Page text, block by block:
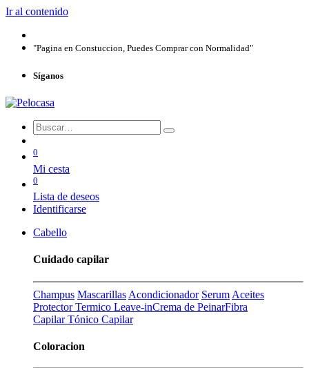
Ir al contenido
"Pagina en Constuccion, Puedes Comprar con Normalidad"
Síganos
0
Mi cesta
0
Lista de deseos
Identificarse
Cabello
Cuidado capilar
Champus Mascarillas Acondicionador Serum Aceites
Protector Termico Leave-inCrema de PeinarFibra
CapilarTónico Capilar
Coloracion